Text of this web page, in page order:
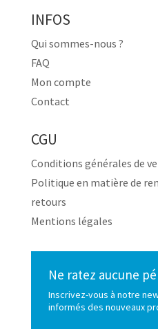
INFOS
Qui sommes-nous ?
FAQ
Mon compte
Contact
CGU
Conditions générales de
Politique en matière de
retours
Mentions légales
Ne ratez aucune
Inscrivez-vous à notre
informés des nouveaux